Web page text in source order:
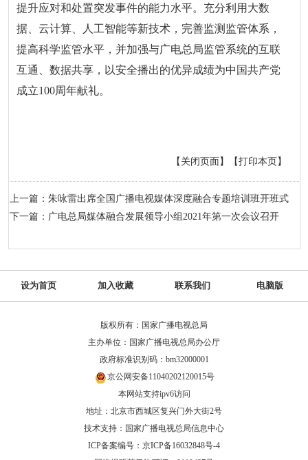
提升应对和处置突发事件的能力水平。充分利用大数
据、云计算、人工智能等新技术，完善监测监管体系，
提高科学监管水平，并加强与广电总局监管系统的互联
互通、数据共享，以安全播出的优异成绩为中国共产党
成立100周年献礼。
【打印本页】
【关闭页面】
上一篇：朱咏雷出席全国广播电视媒体深度融合专题培训班开班式
下一篇：广电总局媒体融合发展领导小组2021年第一次会议召开
设为首页 加入收藏 联系我们 电脑版
版权所有：国家广播电视总局
主办单位：国家广播电视总局办公厅
政府标准识别码：bm32000001
京公网安备11040202120015号
本网站支持ipv6访问
地址：北京市西城区复兴门外大街2号
技术支持：国家广播电视总局信息中心
ICP备案编号：京ICP备16032848号-4